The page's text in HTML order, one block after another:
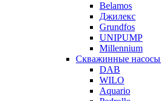
Belamos
Джилекс
Grundfos
UNIPUMP
Millennium
Скважинные насосы
DAB
WILO
Aquario